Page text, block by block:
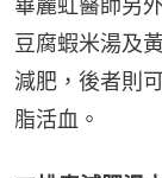
豆腐蝦米湯及
減肥，後者則
脂活血。